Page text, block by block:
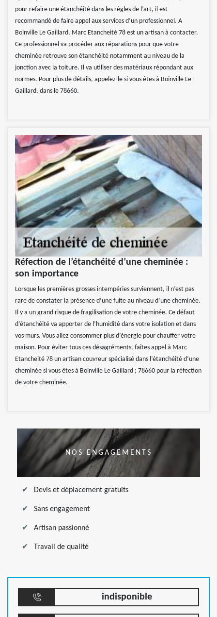
pour refaire une étanchéité dans les règles de l’art, il est
recommandé de faire appel aux services d’un professionnel. A
Boinville Le Gaillard, Marc Etancheité 78 est un artisan à contacter.
Ce professionnel va procéder aux réparations pour que votre
cheminée retrouve son étanchéité notamment au niveau de la
jonction avec la toiture. Il va utiliser des matériaux répondant aux
normes. Pour plus de détails, appelez-le si vous êtes à Boinville Le
Gaillard, dans le 78660.
Réfection de l’étanchéité d’une cheminée :
son importance
Lorsque les premières grosses intempéries surviennent, il n’est pas
rare de constater la présence d’une fuite au niveau d’une cheminée.
Il y a un grand risque de fragilisation de votre cheminée. Ce défaut
d’étanchéité va apporter de l’humidité dans votre isolation et dans
vos murs. Vous allez consommer plus d’énergie pour chauffer votre
maison. Pour éviter tous ces désagréments, faîtes appel à Marc
Etancheité 78 un artisan couvreur spécialisé dans l’étanchéité d’une
cheminée si vous êtes à Boinville Le Gaillard ; 78660 pour la réfection
de votre cheminée.
NOS ENGAGEMENTS
Devis et déplacement gratuits
Sans engagement
Artisan passionné
Travail de qualité
indisponible